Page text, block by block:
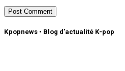
Kpopnews • Blog d’actualité K-pop